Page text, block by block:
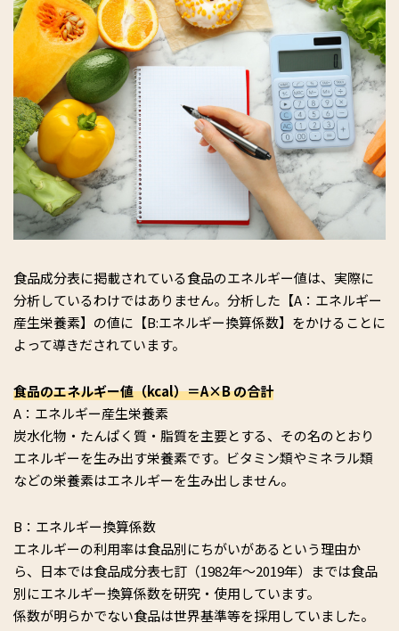
食品成分表に掲載されている食品のエネルギー値は、実際に
分析しているわけではありません。分析した【A：エネルギー
産生栄養素】の値に【B:エネルギー換算係数】をかけることに
よって導きだされています。
食品のエネルギー値（kcal）＝A×B の合計
A：エネルギー産生栄養素
炭水化物・たんぱく質・脂質を主要とする、その名のとおり
エネルギーを生み出す栄養素です。ビタミン類やミネラル類
などの栄養素はエネルギーを生み出しません。
B：エネルギー換算係数
エネルギーの利用率は食品別にちがいがあるという理由か
ら、日本では食品成分表七訂（1982年～2019年）までは食品
別にエネルギー換算係数を研究・使用しています。
係数が明らかでない食品は世界基準等を採用していました。